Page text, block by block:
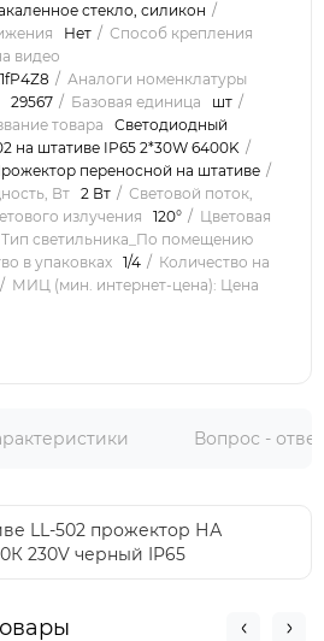
стекло, силикон
Нет
Способ крепления
видео
Аналоги номенклатуры
29567 Базовая единица
шт
товара
Светодиодный
на штативе IP65 2*30W 6400K
переносной на штативе
Вт 2 Вт
Световой поток,
излучения 120°
Цветовая
Тип светильника_По помещению
в упаковках 1/4
Количество на
МИЦ (мин. интернет-цена): Цена
Вопрос -
LL-502 прожектор НА
230V черный IP65